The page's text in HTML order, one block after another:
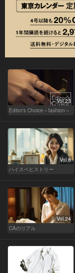
Vol.23
Editor's Choice～fashion～
Vol.6
ハイスペヒストリー
Vol.24
CAのリアル